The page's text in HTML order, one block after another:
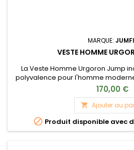
MARQUE:
VESTE HOMME
La Veste Homme Urgoron Jump
polyvalence pour l'homme
fois un vêtement tendance et
votre alliée incontournable, que
air ou au
170,00 €
 Ajouter au
 Produit disponible avec